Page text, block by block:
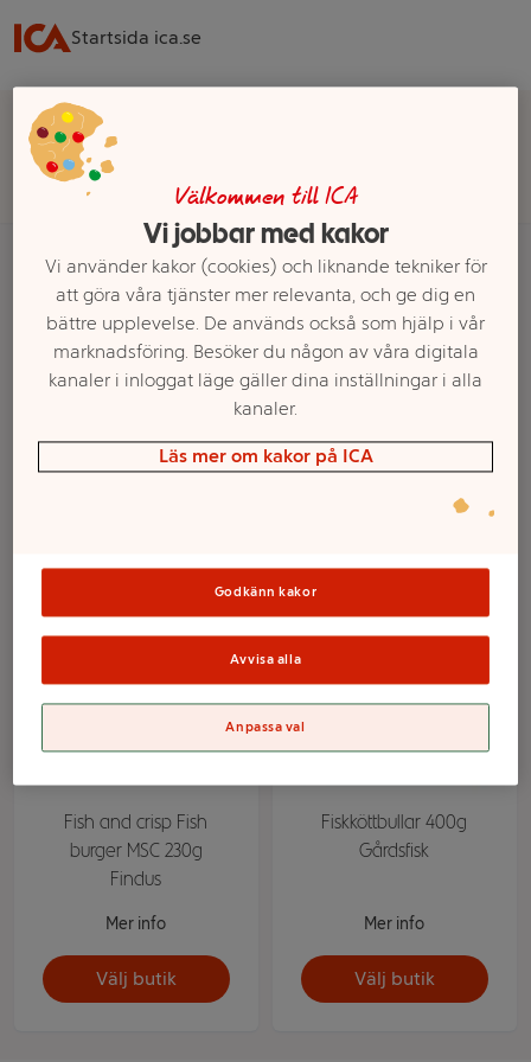
Startsida ica.se
Välj butik för rätt sortiment, pris och leveransalternativ
Fisk & Skaldjur
Fiskpinnar & Panerad fisk
Fiskburgare
Ett exempel på onlinesortiment visas.
Fiskburgare
Fish and crisp Fish
burger MSC 230g
Findus
Mer info
Välj butik
Fiskköttbullar 400g
Gårdsfisk
Mer info
Välj butik
Välkommen till ICA
Vi jobbar med kakor
Vi använder kakor (cookies) och liknande tekniker för
att göra våra tjänster mer relevanta, och ge dig en
bättre upplevelse. De används också som hjälp i vår
marknadsföring. Besöker du någon av våra digitala
kanaler i inloggat läge gäller dina inställningar i alla
kanaler.
Läs mer om kakor på ICA
Godkänn kakor
Avvisa alla
Anpassa val